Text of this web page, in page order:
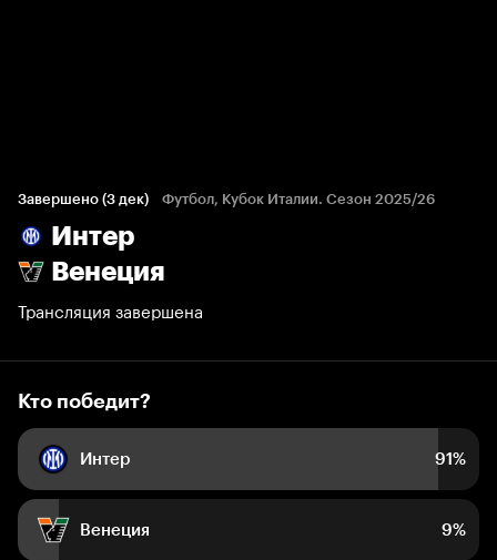
Завершено (3 дек) Футбол, Кубок Италии. Сезон 2025/26
Интер
Венеция
Трансляция завершена
91%
Кто победит?
Интер 91%
Венеция 9%